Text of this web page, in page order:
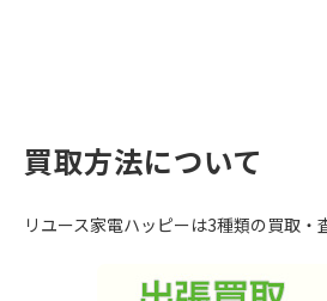
買取方法について
リユース家電ハッピーは3種類の買取・